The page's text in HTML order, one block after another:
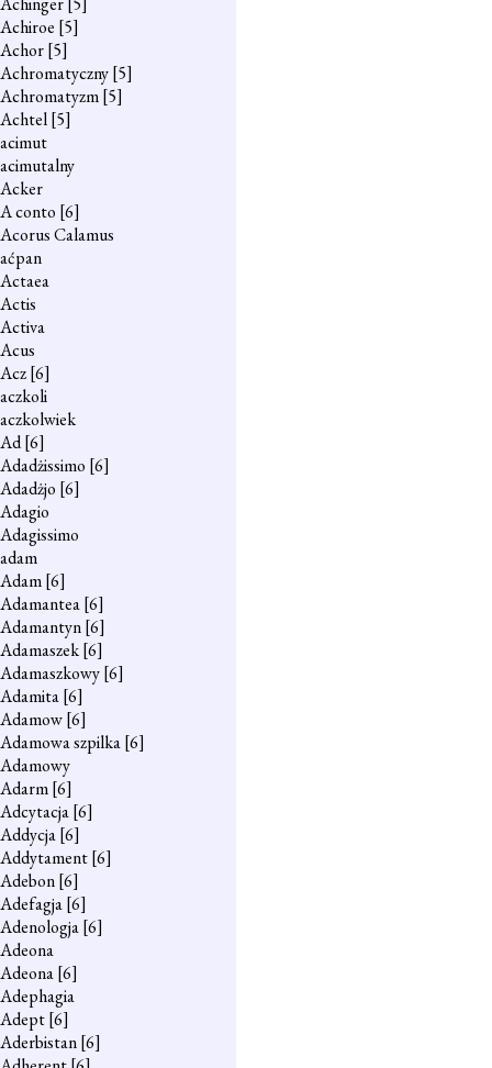
Achiroe [5]
Achor[5]
Achromatyczny[5]
Achromatyzm[5]
Achtel[5]
acimut
acimutalny
Acker
A conto [6]
Acorus Calamus
aćpan
Actaea
Actis
Activa
Acus
Acz[6]
aczkoli
aczkolwiek
Ad[6]
Adadżissimo [6]
Adadżjo [6]
Adagio
Adagissimo
adam
Adam[6]
Adamantea[6]
Adamantyn[6]
Adamaszek[6]
Adamaszkowy[6]
Adamita[6]
Adamow[6]
Adamowa szpilka[6]
Adamowy
Adarm[6]
Adcytacja[6]
Addycja[6]
Addytament[6]
Adebon[6]
Adefagja[6]
Adenologja[6]
Adeona
Adeona[6]
Adephagia
Adept[6]
Aderbistan[6]